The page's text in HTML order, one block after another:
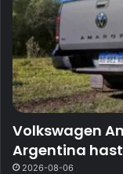
Volkswagen
Argentina
2026-08-06